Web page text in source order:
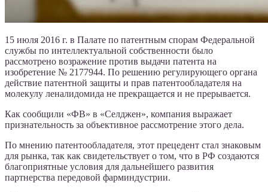
15 июля 2016 г. в Палате по патентным спорам Федеральной
службы по интеллектуальной собственности было
рассмотрено возражение против выдачи патента на
изобретение № 2177944. По решению регулирующего органа
действие патентной защиты и прав патентообладателя на
молекулу леналидомида не прекращается и не прерывается.
Как сообщили «ФВ» в «Селджен», компания выражает
признательность за объективное рассмотрение этого дела.
По мнению патентообладателя, этот прецедент стал знаковым
для рынка, так как свидетельствует о том, что в РФ создаются
благоприятные условия для дальнейшего развития
партнерства передовой фарминдустрии.